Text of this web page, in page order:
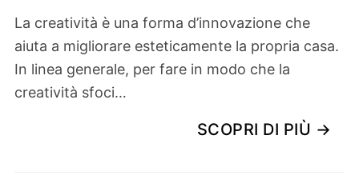
La creatività è una forma d’innovazione che
aiuta a migliorare esteticamente la propria casa.
In linea generale, per fare in modo che la
creatività sfoci…
SCOPRI DI PIÙ →